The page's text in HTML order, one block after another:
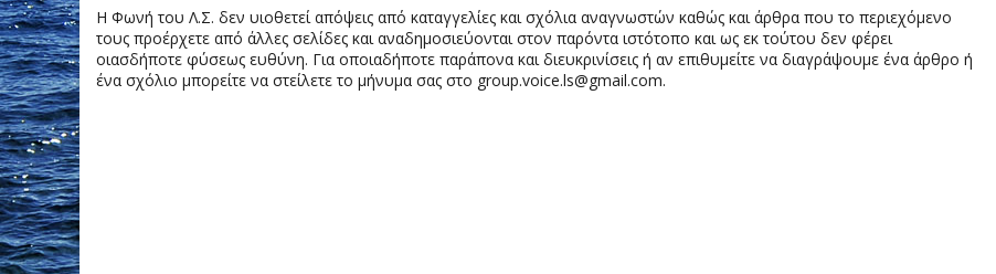
Η Φωνή του Λ.Σ. δεν υιοθετεί απόψεις από καταγγελίες και σχόλια αναγνωστών καθώς και άρθρα που το περιεχόμενο
τους προέρχετε από άλλες σελίδες και αναδημοσιεύονται στον παρόντα ιστότοπο και ως εκ τούτου δεν φέρει
οιασδήποτε φύσεως ευθύνη. Για οποιαδήποτε παράπονα και διευκρινίσεις ή αν επιθυμείτε να διαγράψουμε ένα άρθρο ή
ένα σχόλιο μπορείτε να στείλετε το μήνυμα σας στο group.voice.ls@gmail.com.